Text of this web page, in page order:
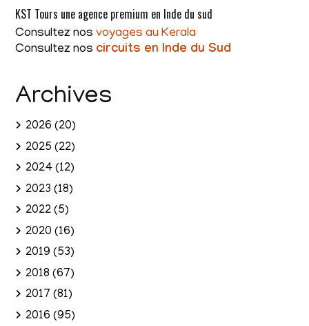
KST Tours une agence premium en Inde du sud
Consultez nosvoyages au Kerala
Consultez nos circuits en Inde du Sud
Archives
2026 (20)
2025 (22)
2024 (12)
2023 (18)
2022 (5)
2020 (16)
2019 (53)
2018 (67)
2017 (81)
2016 (95)